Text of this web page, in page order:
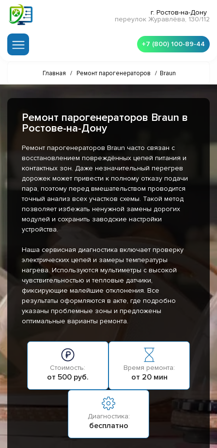
г. Ростов-на-Дону
переулок Журавлёва, 130/112
+7 (800) 100-89-44
Главная / Ремонт парогенераторов / Braun
Ремонт парогенераторов Braun в
Ростове-на-Дону
Ремонт парогенераторов Braun часто связан с
восстановлением повреждённых цепей питания и
контактных зон. Даже незначительный перегрев
дорожек может привести к полному отказу подачи
пара, поэтому перед вмешательством проводится
точный анализ всех участков схемы. Такой метод
позволяет избежать ненужной замены дорогих
модулей и сохранить заводские настройки
устройства.
Наша сервисная диагностика включает проверку
электрических цепей и замеры температуры
нагрева. Используются мультиметры с высокой
чувствительностью и тепловые датчики,
фиксирующие малейшие отклонения. Все
результаты оформляются в акте, где подробно
указаны проблемные зоны и предложены
оптимальные варианты ремонта.
Стоимость:
от 500 руб.
Время ремонта:
от 20 мин
Диагностика:
бесплатно